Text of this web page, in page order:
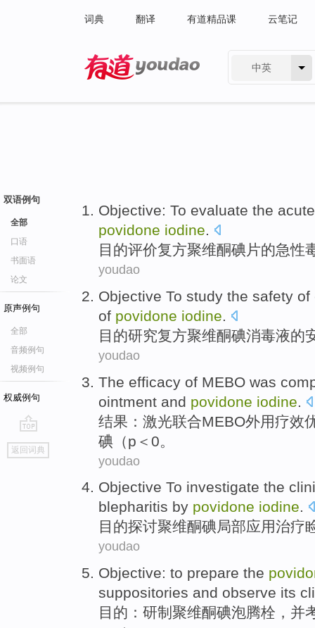
词典 翻译 有道精品课 云笔记
中英
双语例句
全部
口语
书面语
论文
原声例句
全部
音频例句
视频例句
权威例句
go
top
返回词典
Objective: To evaluate the acute
povidone iodine.
目的评价复方聚维酮碘片的急性
youdao
Objective To study the safety of
of povidone iodine.
目的研究复方聚维酮碘消毒液的
youdao
The efficacy of MEBO was
ointment and povidone iodine
结果 ： 激光联合MEBO外用疗效
碘（p＜0。
youdao
Objective To investigate the
blepharitis by povidone iodine.
目的探讨聚维酮碘局部应用治疗
youdao
Objective: to prepare the
suppositories and observe its
目的 ：研制 聚维酮碘泡腾栓 ， 并